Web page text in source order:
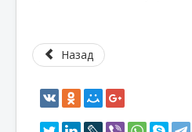
Назад